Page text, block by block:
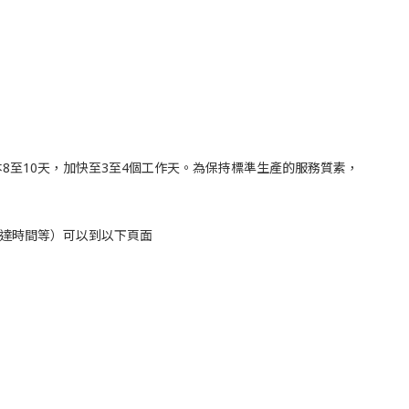
10天，加快至3至4個工作天。為保持標準生產的服務質素，
時間等）可以到以下頁面